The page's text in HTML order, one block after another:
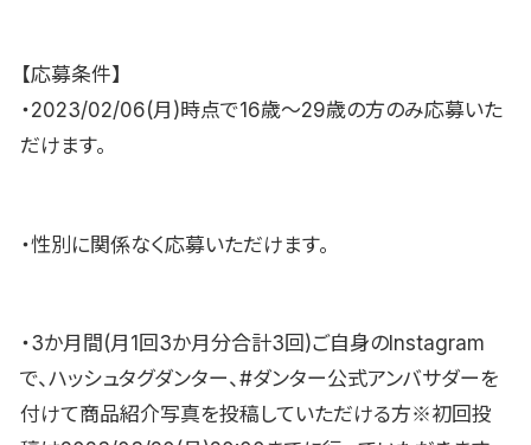
【応募条件】
・2023/02/06(月)時点で16歳〜29歳の方のみ応募いた
だけます。
・性別に関係なく応募いただけます。
・3か月間(月1回3か月分合計3回)ご自身のInstagram
で、ハッシュタグダンター、#ダンター公式アンバサダーを
付けて商品紹介写真を投稿していただける方※初回投